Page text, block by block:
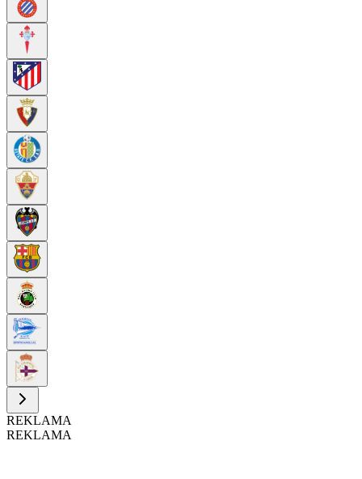
REKLAMA
REKLAMA